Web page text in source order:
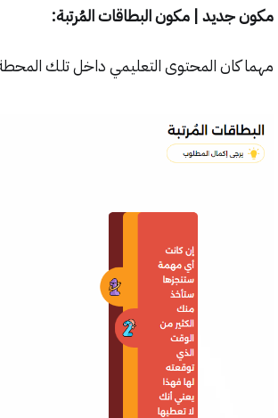
مكون جديد | مكون البطاقات المُرتبة:
مهما كان المحتوى التعليمي داخل تلك